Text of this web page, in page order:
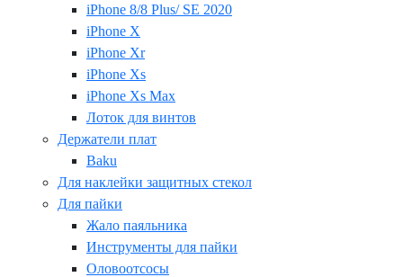
iPhone 8/8 Plus/ SE 2020
iPhone X
iPhone Xr
iPhone Xs
iPhone Xs Max
Лоток для винтов
Держатели плат
Baku
Для наклейки защитных стекол
Для пайки
Жало паяльника
Инструменты для пайки
Оловоотсосы